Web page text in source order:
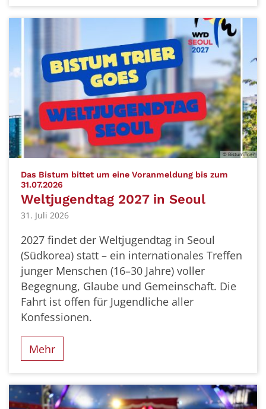
© Bistum Trier
Das Bistum bittet um eine Voranmeldung bis zum
31.07.2026
Weltjugendtag 2027 in Seoul
31. Juli 2026
2027 findet der Weltjugendtag in Seoul
(Südkorea) statt – ein internationales Treffen
junger Menschen (16–30 Jahre) voller
Begegnung, Glaube und Gemeinschaft. Die
Fahrt ist offen für Jugendliche aller
Konfessionen.
Mehr